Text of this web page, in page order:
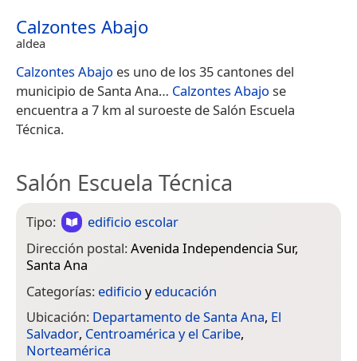
Calzontes Abajo
aldea
Calzontes Abajo es uno de los 35 cantones del
municipio de Santa Ana… Calzontes Abajo se
encuentra a 7 km al suroeste de Salón Escuela
Técnica.
Salón Escuela Técnica
Tipo:
edificio escolar
Dirección postal:Avenida Independencia Sur,
Santa Ana
Categorías: edificio yeducación
Ubicación: Departamento de Santa Ana, El
Salvador, Centroamérica y el Caribe,
Norteamérica